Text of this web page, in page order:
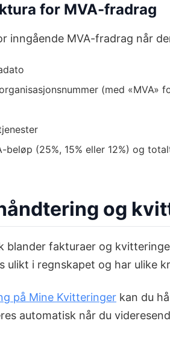
for MVA-fradrag
inngående MVA-fradrag når
(med «MVA»
beløp (25%, 15% eller 12%) og
og
blander fakturaer og
ulikt i regnskapet og har ulike
på Mine Kvitteringer kan du
automatisk når du